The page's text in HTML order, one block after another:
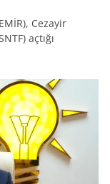
Cezayir
açtığı